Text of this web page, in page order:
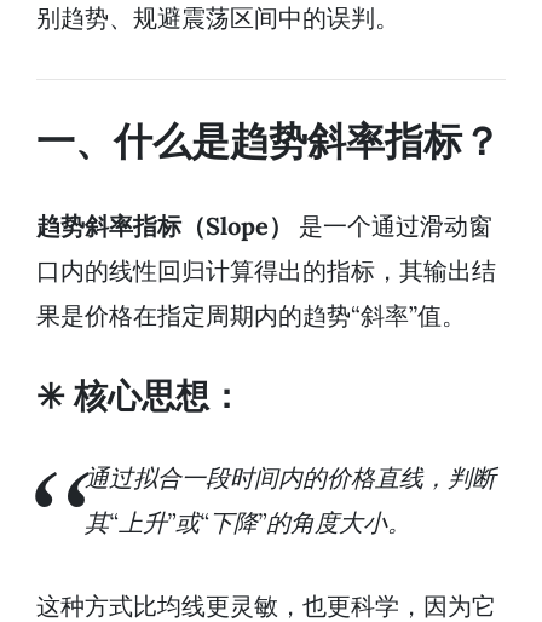
别趋势、规避震荡区间中的误判。
一、什么是趋势斜率指标？
趋势斜率指标（Slope）
是一个通过滑动窗
口内的线性回归计算得出的指标，其输出结
果是价格在指定周期内的趋势“斜率”值。
✳️ 核心思想：
通过拟合一段时间内的价格直线，判断
其“上升”或“下降”的角度大小。
这种方式比均线更灵敏，也更科学，因为它